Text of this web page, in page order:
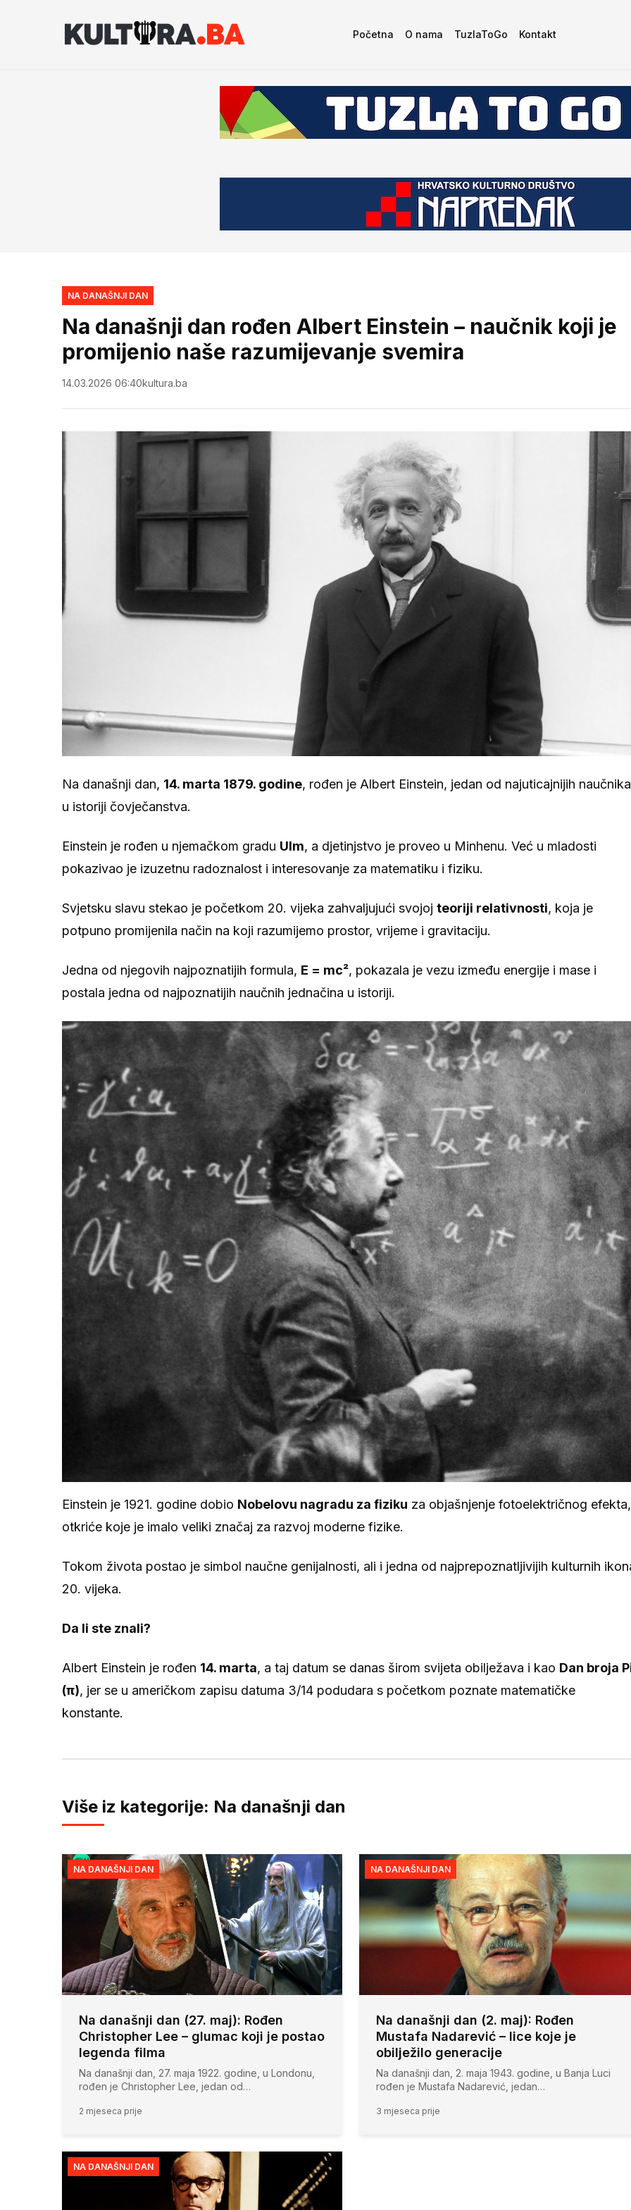
Početna O nama TuzlaToGo Kontakt
NA DANAŠNJI DAN
Na današnji dan rođen Albert Einstein – naučnik koji je
promijenio naše razumijevanje svemira
14.03.2026 06:40kultura.ba
Na današnji dan, 14. marta 1879. godine, rođen je Albert Einstein, jedan od najuticajnijih naučnika
u istoriji čovječanstva.
Einstein je rođen u njemačkom gradu Ulm, a djetinjstvo je proveo u Minhenu. Već u mladosti
pokazivao je izuzetnu radoznalost i interesovanje za matematiku i fiziku.
Svjetsku slavu stekao je početkom 20. vijeka zahvaljujući svojoj teoriji relativnosti, koja je
potpuno promijenila način na koji razumijemo prostor, vrijeme i gravitaciju.
Jedna od njegovih najpoznatijih formula, E = mc², pokazala je vezu između energije i mase i
postala jedna od najpoznatijih naučnih jednačina u istoriji.
Einstein je 1921. godine dobio Nobelovu nagradu za fiziku za objašnjenje fotoelektričnog efekta,
otkriće koje je imalo veliki značaj za razvoj moderne fizike.
Tokom života postao je simbol naučne genijalnosti, ali i jedna od najprepoznatljivijih kulturnih
20. vijeka.
Da li ste znali?
Albert Einstein je rođen 14. marta, a taj datum se danas širom svijeta obilježava i kao Dan broja
(π), jer se u američkom zapisu datuma 3/14 podudara s početkom poznate matematičke
konstante.
Više iz kategorije: Na današnji dan
NA DANAŠNJI DAN
Na današnji dan (27. maj): Rođen
Christopher Lee – glumac koji je postao
legenda filma
Na današnji dan, 27. maja 1922. godine, u Londonu,
rođen je Christopher Lee, jedan od…
2 mjeseca prije
NA DANAŠNJI DAN
Na današnji dan (2. maj): Rođen
Mustafa Nadarević – lice koje je
obilježilo generacije
Na današnji dan, 2. maja 1943. godine, u Banja Luci
rođen je Mustafa Nadarević, jedan…
3 mjeseca prije
NA DANAŠNJI DAN